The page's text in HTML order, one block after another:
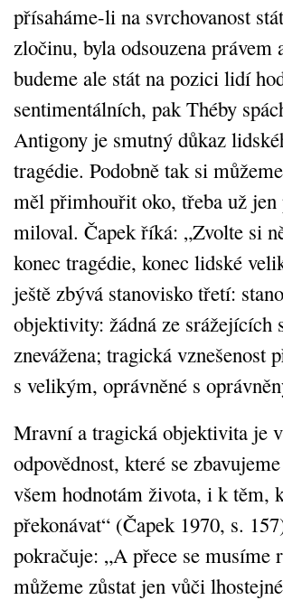
přísaháme-li na svrchovanost
zločinu, byla odsouzena
budeme ale stát na pozici lidí
sentimentálních, pak Théby
Antigony je smutný důkaz
tragédie. Podobně tak si
měl přimhouřit oko, třeba už
miloval. Čapek říká: „Zvolte si
konec tragédie, konec lidské
ještě zbývá stanovisko třetí:
objektivity: žádná ze srážejících
znevážena; tragická
s velikým, oprávněné s
Mravní a tragická objektivita je
odpovědnost, které se
všem hodnotám života, i k těm,
překonávat“ (Čapek 1970, s.
pokračuje: „A přece se musíme
můžeme zůstat jen vůči